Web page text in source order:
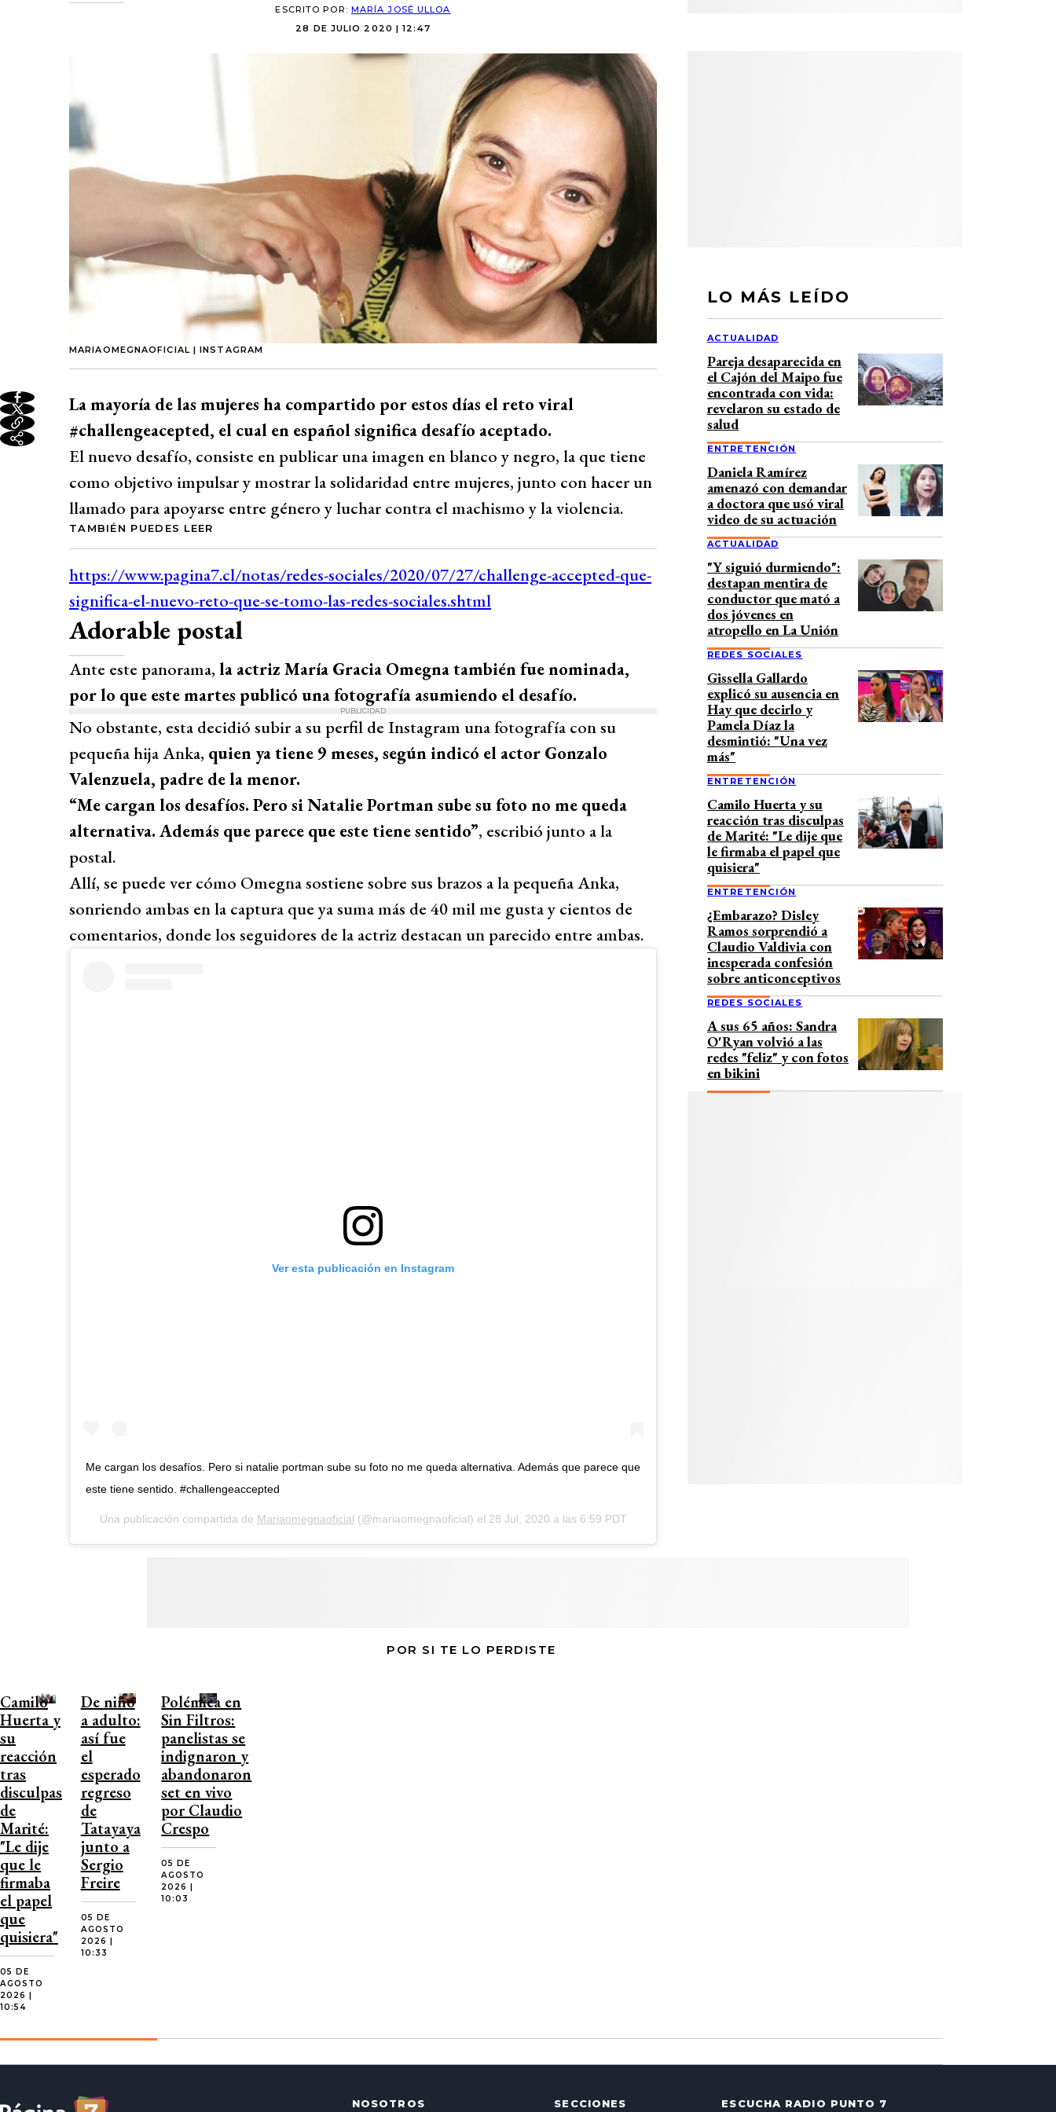
ESCRITO POR: MARÍA JOSÉ ULLOA
28 DE JULIO 2020 | 12:47
MARIAOMEGNAOFICIAL | INSTAGRAM
La mayoría de las mujeres ha compartido por estos días el reto viral
#challengeacepted, el cual en español significa desafío aceptado.
El nuevo desafío, consiste en publicar una imagen en blanco y negro, la que tiene
como objetivo impulsar y mostrar la solidaridad entre mujeres, junto con hacer un
llamado para apoyarse entre género y luchar contra el machismo y la violencia.
TAMBIÉN PUEDES LEER
Adorable postal
Ante este panorama, la actriz María Gracia Omegna también fue nominada,
por lo que este martes publicó una fotografía asumiendo el desafío.
PUBLICIDAD
No obstante, esta decidió subir a su perfil de Instagram una fotografía con su
pequeña hija Anka, quien ya tiene 9 meses, según indicó el actor Gonzalo
Valenzuela, padre de la menor.
“Me cargan los desafíos. Pero si Natalie Portman sube su foto no me queda
alternativa. Además que parece que este tiene sentido”, escribió junto a la
postal.
Allí, se puede ver cómo Omegna sostiene sobre sus brazos a la pequeña Anka,
sonriendo ambas en la captura que ya suma más de 40 mil me gusta y cientos de
comentarios, donde los seguidores de la actriz destacan un parecido entre ambas.
Ver esta publicación en Instagram
Me cargan los desafíos. Pero si natalie portman sube su foto no me queda alternativa. Además que parece que
este tiene sentido. #challengeaccepted
Una publicación compartida de Mariaomegnaoficial (@mariaomegnaoficial) el 28 Jul, 2020 a las 6:59 PDT
LO MÁS LEÍDO
ACTUALIDAD
Pareja desaparecida en
el Cajón del Maipo fue
encontrada con vida:
revelaron su estado de
salud
ENTRETENCIÓN
Daniela Ramírez
amenazó con demandar
a doctora que usó viral
video de su actuación
ACTUALIDAD
"Y siguió durmiendo":
destapan mentira de
conductor que mató a
dos jóvenes en
atropello en La Unión
REDES SOCIALES
Gissella Gallardo
explicó su ausencia en
Hay que decirlo y
Pamela Díaz la
desmintió: "Una vez
más"
ENTRETENCIÓN
Camilo Huerta y su
reacción tras disculpas
de Marité: "Le dije que
le firmaba el papel que
quisiera"
ENTRETENCIÓN
¿Embarazo? Disley
Ramos sorprendió a
Claudio Valdivia con
inesperada confesión
sobre anticonceptivos
REDES SOCIALES
A sus 65 años: Sandra
O'Ryan volvió a las
redes "feliz" y con fotos
en bikini
POR SI TE LO PERDISTE
Camilo
Huerta y
su
reacción
tras
disculpas
de
Marité:
"Le dije
que le
firmaba
el papel
que
quisiera"
05 DE
AGOSTO
2026 |
10:54
De niño
a adulto:
así fue
el
esperado
regreso
de
Tatayaya
junto a
Sergio
Freire
05 DE
AGOSTO
2026 |
10:33
Polémica en
Sin Filtros:
panelistas se
indignaron y
abandonaron
set en vivo
por Claudio
Crespo
05 DE
AGOSTO
2026 |
10:03
NOSOTROS SECCIONES ESCUCHA RADIO PUNTO 7